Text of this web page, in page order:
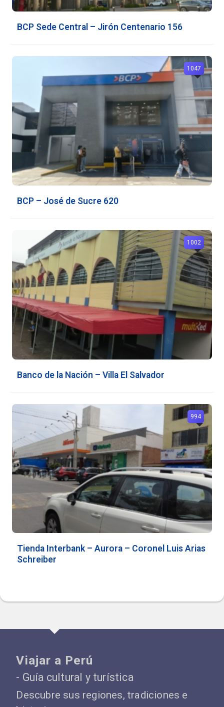
BCP Sede Central – Jirón Centenario 156
BCP – José de Sucre 620
1047
Banco de la Nación – Villa El Salvador
1002
Tienda Interbank – Aurora – Coronel Luis Arias
Schreiber
994
Viajar a Perú
- Guía cultural y turística
Descubre sus regiones, tradiciones e